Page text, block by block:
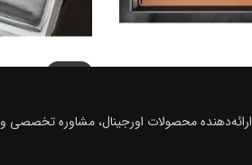
-5%
محصولات اورجینال، مشاوره تخصصی و